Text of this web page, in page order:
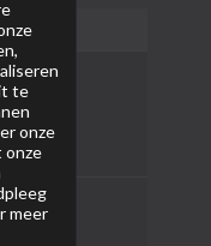
te
onze
onze
meer